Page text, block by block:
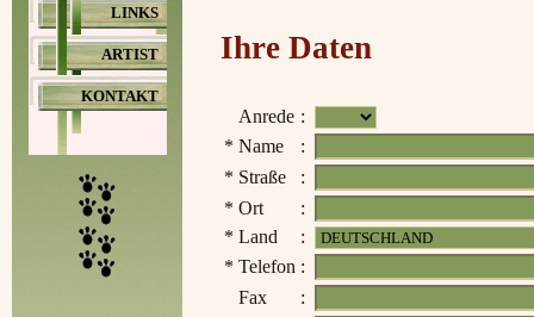
LINKS
ARTIST
KONTAKT
Ihre Daten
Anrede :
* Name
:
* Straße
:
* Ort
:
* Land
:
* Telefon :
Fax
: